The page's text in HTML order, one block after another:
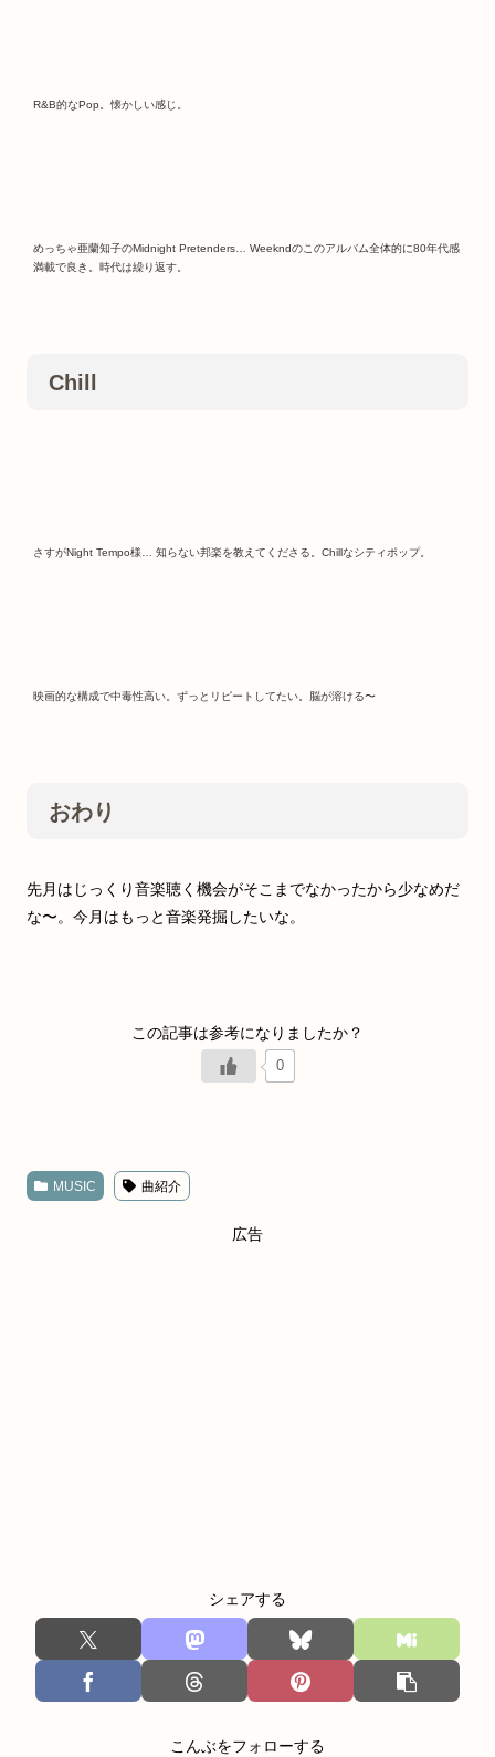
R&B的なPop。懐かしい感じ。
めっちゃ亜蘭知子のMidnight Pretenders… Weekndのこのアルバム全体的に80年代感
満載で良き。時代は繰り返す。
Chill
さすがNight Tempo様… 知らない邦楽を教えてくださる。Chillなシティポップ。
映画的な構成で中毒性高い。ずっとリピートしてたい。脳が溶ける〜
おわり
先月はじっくり音楽聴く機会がそこまでなかったから少なめだ
な〜。今月はもっと音楽発掘したいな。
0
MUSIC 曲紹介
広告
シェアする
こんぶをフォローする